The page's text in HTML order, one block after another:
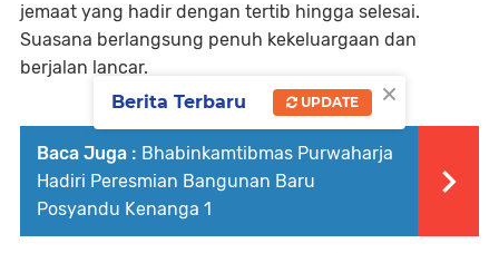
jemaat yang hadir dengan tertib hingga selesai.
Suasana berlangsung penuh kekeluargaan dan
berjalan lancar.
Baca Juga : Bhabinkamtibmas Purwaharja
Hadiri Peresmian Bangunan Baru
Posyandu Kenanga 1
×
Berita Terbaru UPDATE